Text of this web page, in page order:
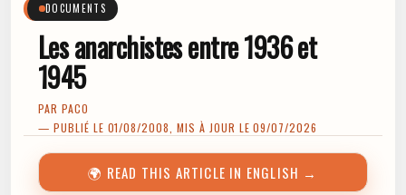
DOCUMENTS
Les anarchistes entre 1936 et
1945
PAR PACO
— PUBLIÉ LE 01/08/2008, MIS À JOUR LE 09/07/2026
🌍 READ THIS ARTICLE IN ENGLISH →